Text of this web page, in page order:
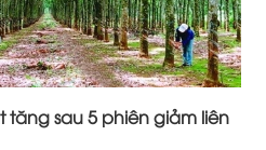
tăng sau 5 phiên giảm liên